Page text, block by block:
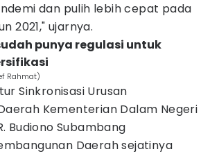
dan pulih lebih cepat pada
2021," ujarnya.
punya regulasi untuk
Rahmat)
Sinkronisasi Urusan
Kementerian Dalam Negeri
Budiono Subambang
Daerah sejatinya